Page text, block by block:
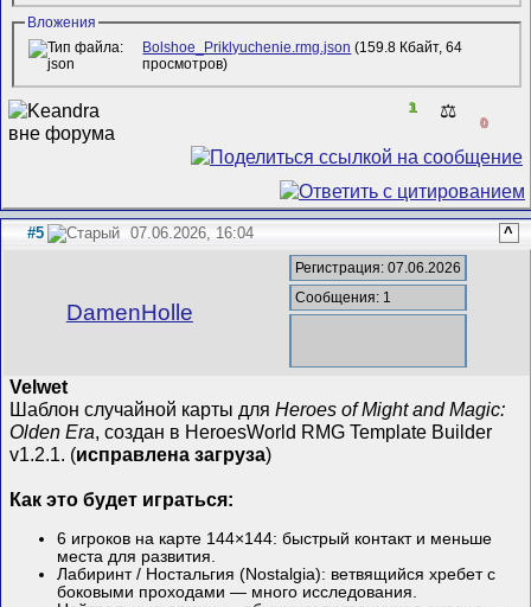
Вложения
Bolshoe_Priklyuchenie.rmg.json (159.8 Кбайт, 64
просмотров)
1 ⚖️
0
#5 07.06.2026, 16:04 ^
DamenHolle
Регистрация: 07.06.2026
Сообщения: 1
Velwet
Шаблон случайной карты дляHeroes of Might and Magic:
Olden Era, создан в HeroesWorld RMG Template Builder
v1.2.1. (исправлена загруза)
Как это будет играться:
6 игроков на карте 144×144: быстрый контакт и меньше
места для развития.
Лабиринт / Ностальгия (Nostalgia): ветвящийся хребет с
боковыми проходами — много исследования.